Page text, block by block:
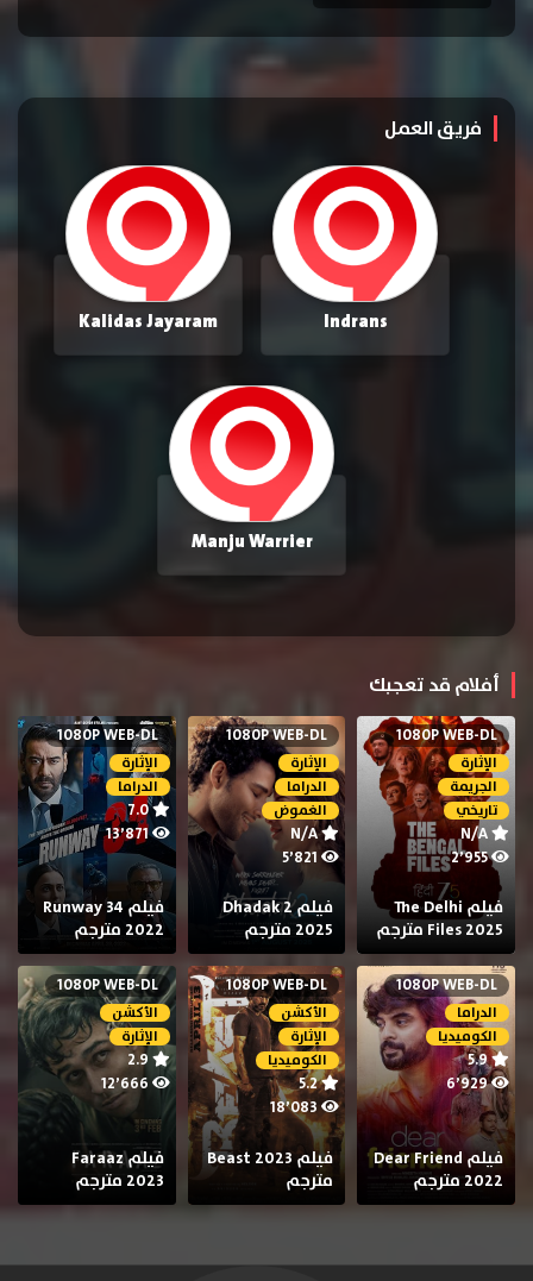
فريق العمل
Indrans
Kalidas Jayaram
Manju Warrier
أفلام قد تعجبك
1080P WEB-DL
الإثارة
الجريمة
تاريخي
2٬955
فيلم The Delhi
Files 2025 مترجم
1080P WEB-DL
الإثارة
الدراما
الغموض
N/A
5٬821
فيلم Dhadak 2
2025 مترجم
1080P WEB-DL
الإثارة
الدراما
7.0
13٬871
فيلم Runway 34
2022 مترجم
1080P WEB-DL
الدراما
الكوميديا
5.9
6٬929
فيلم Dear Friend
2022 مترجم
1080P WEB-DL
الأكشن
الإثارة
الكوميديا
5.2
18٬083
فيلم Beast 2023
مترجم
1080P WEB-DL
الأكشن
الإثارة
فيلم Faraaz
2023 مترجم